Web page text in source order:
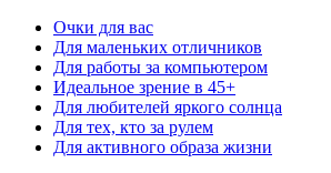
Очки для вас
Для маленьких отличников
Для работы за компьютером
Идеальное зрение в 45+
Для любителей яркого солнца
Для тех, кто за рулем
Для активного образа жизни